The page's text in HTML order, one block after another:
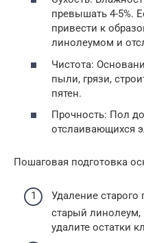
превышать 4-5%.
привести к
линолеумом и
Чистота:
пыли, грязи,
пятен.
Прочность: Пол
отслаивающихся
Пошаговая подготовка
Удаление
старый линолеум,
удалите остатки